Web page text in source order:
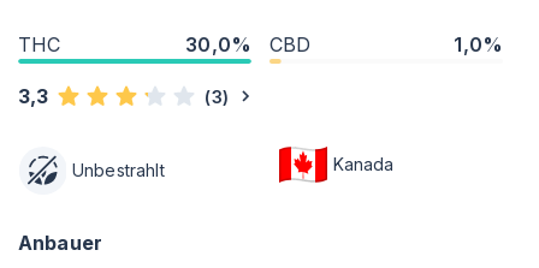
THC 30,0% CBD 1,0%
3,3 (3)
Unbestrahlt Kanada
Anbauer